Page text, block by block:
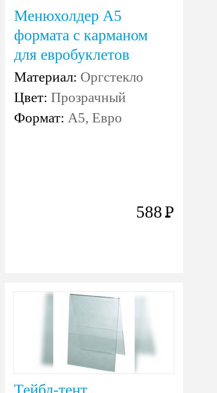
Менюхолдер А5
формата с карманом
для евробуклетов
Материал: Оргстекло
Цвет: Прозрачный
Формат: А5, Евро
588Р